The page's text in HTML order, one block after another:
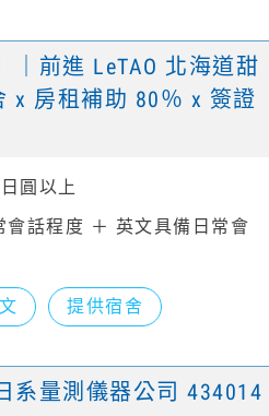
｜前進 LeTAO 北海道甜
x 房租補助 80％ x 簽證
圓以上
會話程度 ＋ 英文具備日常會
提供宿舍
系量測儀器公司 434014